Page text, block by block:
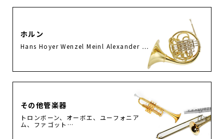
ホルン
Hans Hoyer Wenzel Meinl Alexander …
その他管楽器
トロンボーン、オーボエ、ユーフォニア
ム、ファゴット…